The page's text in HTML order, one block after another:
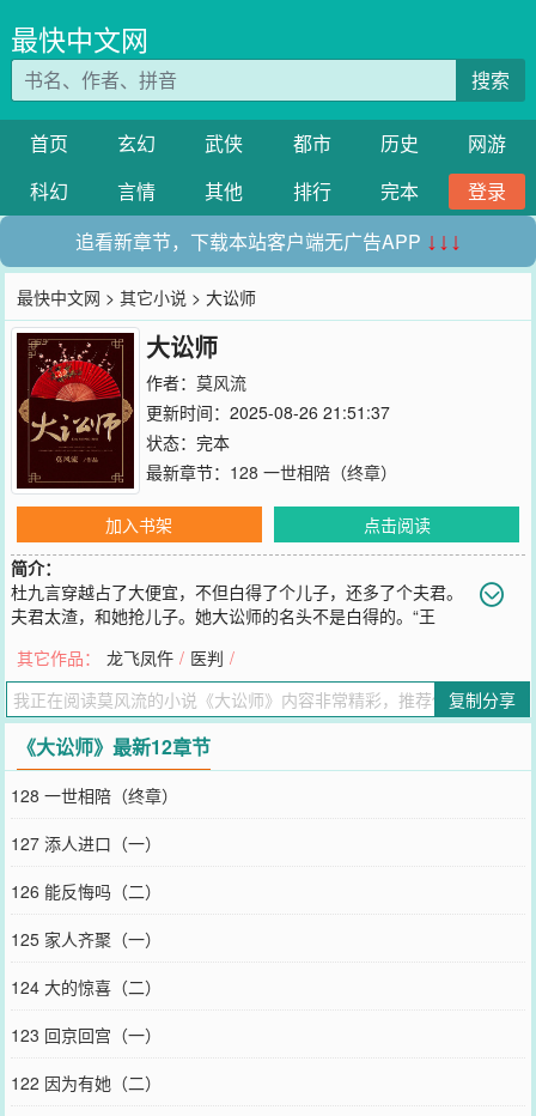
最快中文网
搜索
首页 玄幻 武侠 都市 历史
网游
科幻
言情 其他 排行 完本
登录
追看新章节，下载本站客户端无广告APP ↓↓↓
最快中文网 >其它小说 > 大讼师
大讼师
作者： 莫风流
更新时间：2025-08-26 21:51:37
状态：完本
最新章节： 128 一世相陪（终章）
加入书架
点击阅读
简介：
杜九言穿越占了大便宜，不但白得了个儿子，还多了个夫君。
夫君太渣，和她抢儿子。她大讼师的名头不是白得的。“王
满天下的大讼师要和位高权重的王爷对簿公堂，争夺儿子抚养权。三
司会审，从无败绩的大讼师不出意料，赢的漂亮。不但得了重夺儿子
的抚养权，还附赠王爷的使用权。“出去！”看着某个赖在家中不走的
人，杜九言怒，“我不养吃闲饭的。”于是，精兵护岗金山填屋民宅变
王府！“出去！”看着某个躺在她床上的人，杜九言大怒，“我不需要暖
床。”于是，王爷上下左右解锁姿势挥汗如雨。儿子小剧场：“这位王
爷，按照大周律法，麻烦你先在这份文书上签字。”某位王爷黑脸，咬
牙道：“遗嘱？”“我娘说了，你女人太多，谁知道还有几个儿子。空口
无凭不作数，白字黑字才可靠。”小剧场：“抬头三尺有神明，杜九言
你颠倒黑白污蔑我，一定会受天打雷劈。”被告严智怒不可遏。“天打
雷劈前，我也要弄死你。”杜九言摔下惊堂木，喝道：“按大周律例，
两罪并罚，即判斩立决！”被告严智气绝而亡。坐堂刘县令：“……”
您要是觉得《 大讼师
的朋友推荐哦！
其它作品： 龙飞凤仵 / 医判 /
复制分享
《大讼师》最新12章节
128 一世相陪（终章）
127 添人进口（一）
126 能反悔吗（二）
125 家人齐聚（一）
124 大的惊喜（二）
123 回京回宫（一）
122 因为有她（二）